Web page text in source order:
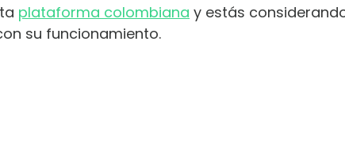
plataforma colombiana y estás
su funcionamiento.